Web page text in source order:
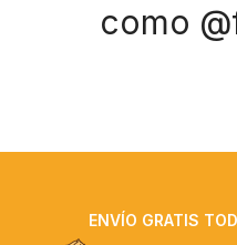
como
ENVÍO GRATIS